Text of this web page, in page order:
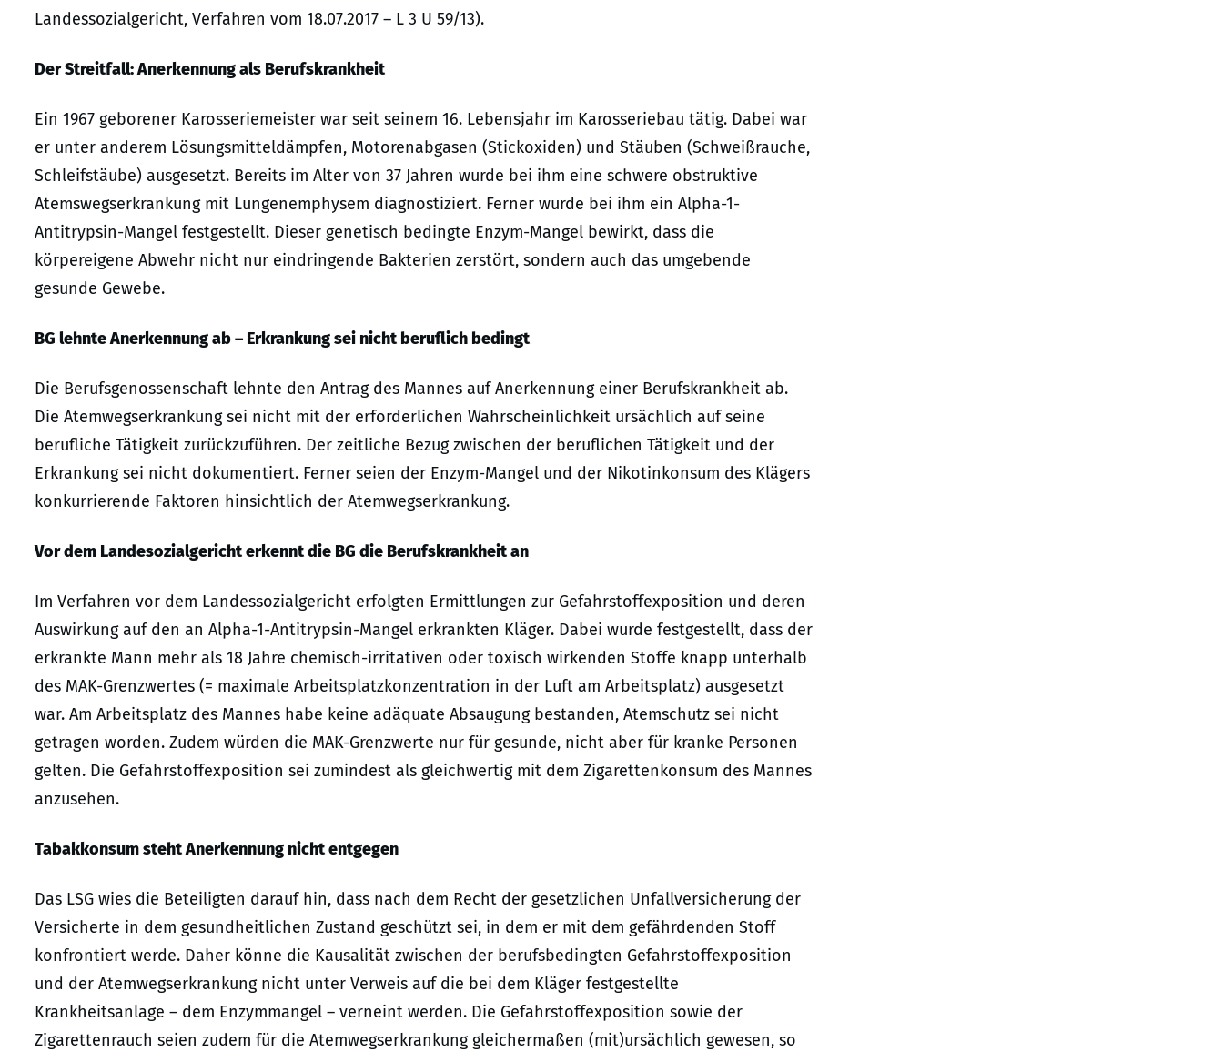
Landessozialgericht, Verfahren vom 18.07.2017 – L 3 U 59/13).
Der Streitfall: Anerkennung als Berufskrankheit
Ein 1967 geborener Karosseriemeister war seit seinem 16. Lebensjahr im Karosseriebau tätig. Dabei war
er unter anderem Lösungsmitteldämpfen, Motorenabgasen (Stickoxiden) und Stäuben (Schweißrauche,
Schleifstäube) ausgesetzt. Bereits im Alter von 37 Jahren wurde bei ihm eine schwere obstruktive
Atemswegserkrankung mit Lungenemphysem diagnostiziert. Ferner wurde bei ihm ein Alpha-1-
Antitrypsin-Mangel festgestellt. Dieser genetisch bedingte Enzym-Mangel bewirkt, dass die
körpereigene Abwehr nicht nur eindringende Bakterien zerstört, sondern auch das umgebende
gesunde Gewebe.
BG lehnte Anerkennung ab – Erkrankung sei nicht beruflich bedingt
Die Berufsgenossenschaft lehnte den Antrag des Mannes auf Anerkennung einer Berufskrankheit ab.
Die Atemwegserkrankung sei nicht mit der erforderlichen Wahrscheinlichkeit ursächlich auf seine
berufliche Tätigkeit zurückzuführen. Der zeitliche Bezug zwischen der beruflichen Tätigkeit und der
Erkrankung sei nicht dokumentiert. Ferner seien der Enzym-Mangel und der Nikotinkonsum des Klägers
konkurrierende Faktoren hinsichtlich der Atemwegserkrankung.
Vor dem Landesozialgericht erkennt die BG die Berufskrankheit an
Im Verfahren vor dem Landessozialgericht erfolgten Ermittlungen zur Gefahrstoffexposition und deren
Auswirkung auf den an Alpha-1-Antitrypsin-Mangel erkrankten Kläger. Dabei wurde festgestellt, dass der
erkrankte Mann mehr als 18 Jahre chemisch-irritativen oder toxisch wirkenden Stoffe knapp unterhalb
des MAK-Grenzwertes (= maximale Arbeitsplatzkonzentration in der Luft am Arbeitsplatz) ausgesetzt
war. Am Arbeitsplatz des Mannes habe keine adäquate Absaugung bestanden, Atemschutz sei nicht
getragen worden. Zudem würden die MAK-Grenzwerte nur für gesunde, nicht aber für kranke Personen
gelten. Die Gefahrstoffexposition sei zumindest als gleichwertig mit dem Zigarettenkonsum des Mannes
anzusehen.
Tabakkonsum steht Anerkennung nicht entgegen
Das LSG wies die Beteiligten darauf hin, dass nach dem Recht der gesetzlichen Unfallversicherung der
Versicherte in dem gesundheitlichen Zustand geschützt sei, in dem er mit dem gefährdenden Stoff
konfrontiert werde. Daher könne die Kausalität zwischen der berufsbedingten Gefahrstoffexposition
und der Atemwegserkrankung nicht unter Verweis auf die bei dem Kläger festgestellte
Krankheitsanlage – dem Enzymmangel – verneint werden. Die Gefahrstoffexposition sowie der
Zigarettenrauch seien zudem für die Atemwegserkrankung gleichermaßen (mit)ursächlich gewesen, so